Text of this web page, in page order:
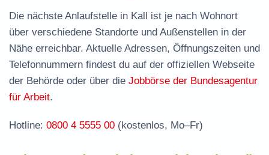
Termin vereinbaren und Bürgergeld beantragen
Jobcenter Euskirchen – zuständige Stelle
Stellenangebote und Jobbörse in Kall
Häufige Fragen rund ums Jobcenter
Die nächste Anlaufstelle in Kall ist je nach Wohnort
über verschiedene Standorte und Außenstellen in der
Nähe erreichbar. Aktuelle Adressen, Öffnungszeiten und
Telefonnummern findest du auf der offiziellen Webseite
der Behörde oder über die Jobbörse der Bundesagentur
für Arbeit.
Hotline: 0800 4 5555 00 (kostenlos, Mo–Fr)